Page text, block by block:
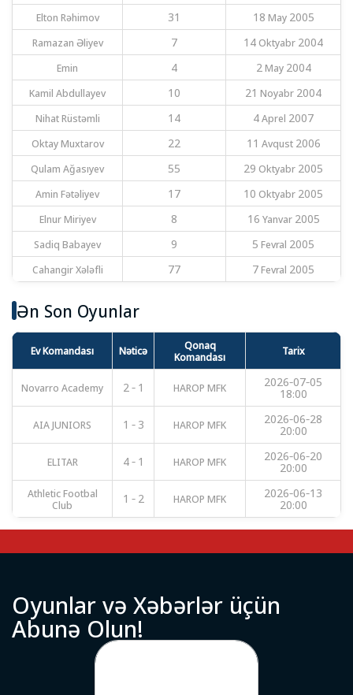
Elton Rəhimov
31
18 May 2005
Ramazan Əliyev
7
14 Oktyabr 2004
Emin
4
2 May 2004
Kamil Abdullayev
10
21 Noyabr 2004
Nihat Rüstəmli
14
4 Aprel 2007
Oktay Muxtarov
22
11 Avqust 2006
Qulam Ağasıyev
55
29 Oktyabr 2005
Amin Fətəliyev
17
10 Oktyabr 2005
Elnur Miriyev
8
16 Yanvar 2005
Sadiq Babayev
9
5 Fevral 2005
Cahangir Xələfli
77 7 Fevral 2005
Ən Son Oyunlar
Ev Komandası Nəticə Qonaq
Komandası Tarix
Novarro Academy 2 - 1 HAROP MFK 2026-07-05
18:00
AIA JUNIORS 1 - 3 HAROP MFK 2026-06-28
20:00
ELITAR 4 - 1 HAROP MFK 2026-06-20
20:00
Athletic Footbal
Club 1 - 2 HAROP MFK 2026-06-13
20:00
Oyunlarvə Xəbərlər üçün
Abunə Olun!